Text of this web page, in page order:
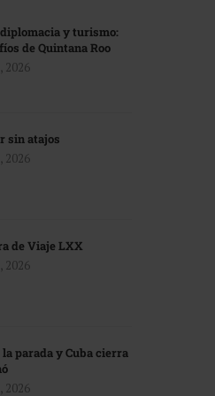
y turismo:
de Quintana Roo
2026
sin atajos
2026
de Viaje LXX
2026
la parada y Cuba cierra
2026